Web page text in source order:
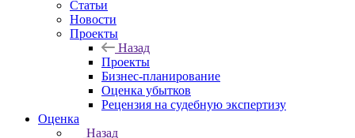
Статьи
Новости
Проекты
Назад
Проекты
Бизнес-планирование
Оценка убытков
Рецензия на судебную экспертизу
Оценка
Назад